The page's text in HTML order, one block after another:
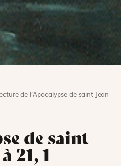
de l’Apocalypse de saint Jean
de saint
21, 1